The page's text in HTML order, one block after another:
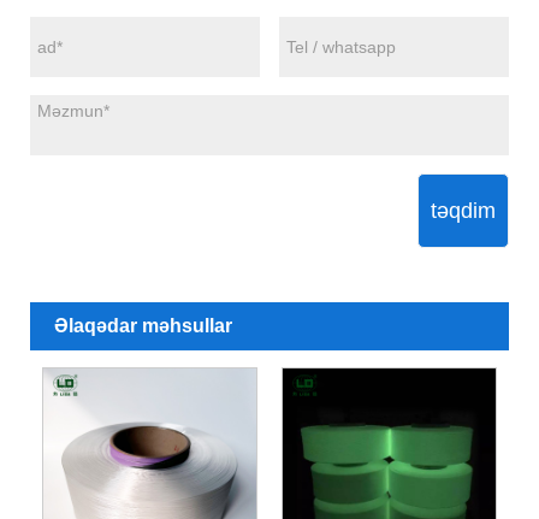
təqdim
Əlaqədar məhsullar